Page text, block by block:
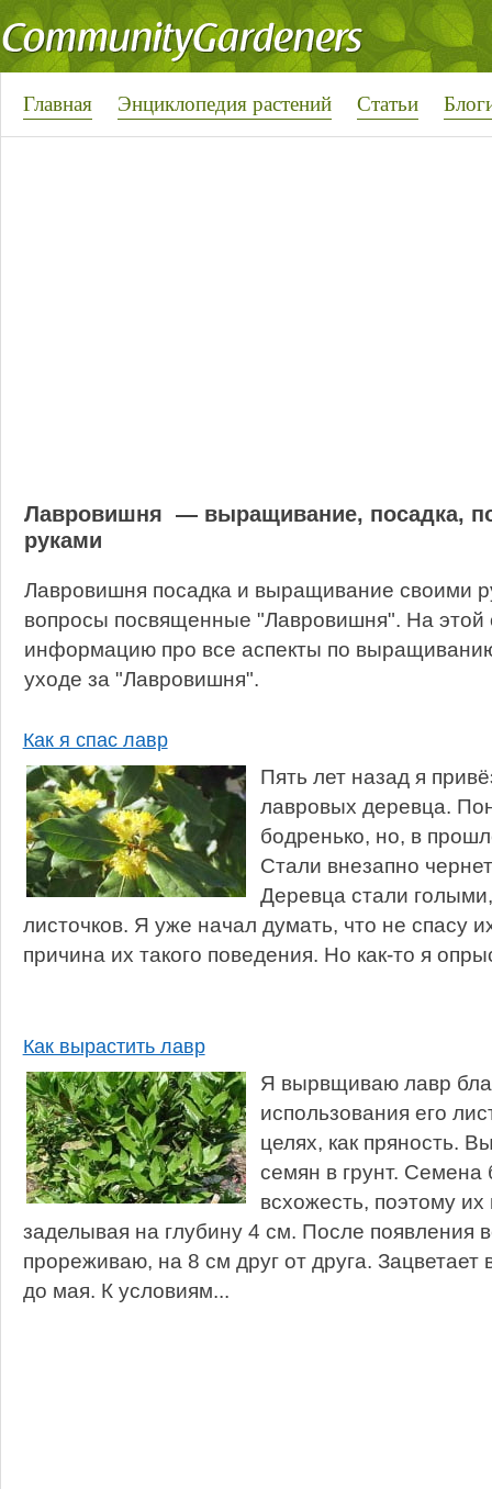
Главная Энциклопедия растений Статьи
Лавровишня — выращивание, посадка,
руками
Лавровишня посадка и выращивание своими
вопросы посвященные "Лавровишня". На этой
информацию про все аспекты по
уходе за "Лавровишня".
Как я спас лавр
Пять лет назад я
лавровых деревца.
бодренько, но, в
Стали внезапно
Деревца стали
листочков. Я уже начал думать, что не спасу
причина их такого поведения. Но как-то я
Как вырастить лавр
Я вырвщиваю лавр
использования его
целях, как пряность.
семян в грунт.
всхожесть, поэтому
заделывая на глубину 4 см. После появления
прореживаю, на 8 см друг от друга. Зацветает
до мая. К условиям...